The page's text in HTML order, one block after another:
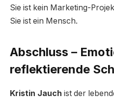
Sie ist kein Marketing-
Sie ist ein Mensch.
Abschluss –
reflektierende
Kristin Jauch ist der